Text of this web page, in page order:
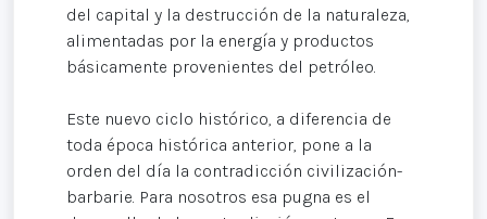
del capital y la destrucción de la naturaleza,
alimentadas por la energía y productos
básicamente provenientes del petróleo.
Este nuevo ciclo histórico, a diferencia de
toda época histórica anterior, pone a la
orden del día la contradicción civilización-
barbarie. Para nosotros esa pugna es el